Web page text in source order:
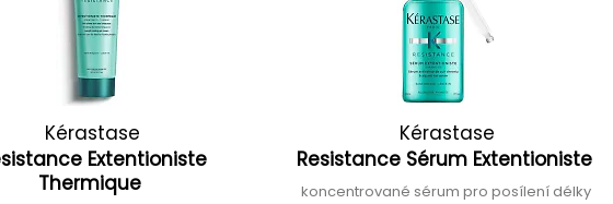
Kérastase
Extentioniste
Thermique
Kérastase
Resistance Sérum Extentioniste
koncentrované sérum pro posílení délky